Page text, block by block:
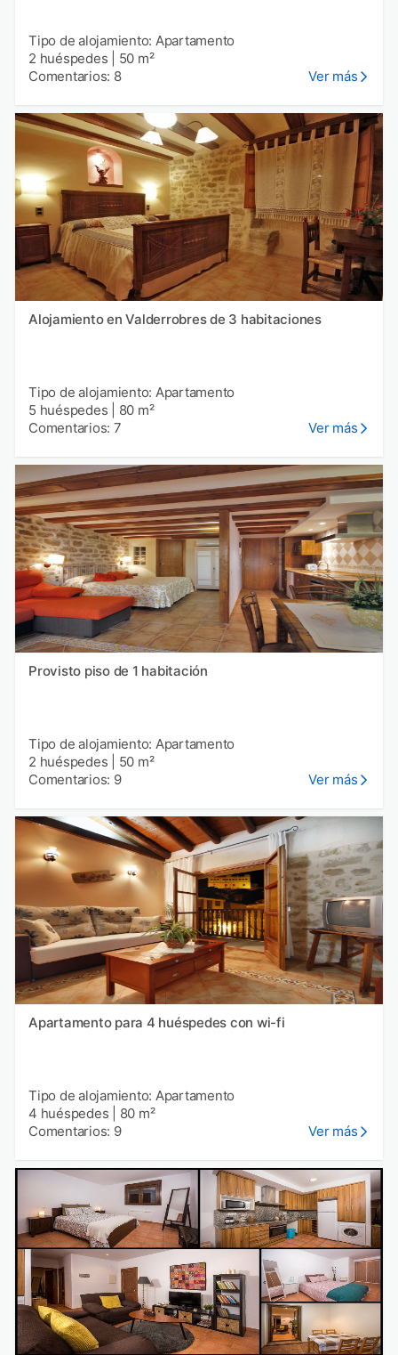
Tipo de alojamiento: Apartamento
2 huéspedes
50 m²
Comentarios: 8
Ver más
Alojamiento en Valderrobres de 3 habitaciones
Tipo de alojamiento: Apartamento
5 huéspedes
80 m²
Comentarios: 7
Ver más
Provisto piso de 1 habitación
Tipo de alojamiento: Apartamento
2 huéspedes
50 m²
Comentarios: 9
Ver más
Apartamento para 4 huéspedes con wi-fi
Tipo de alojamiento: Apartamento
4 huéspedes
80 m²
Comentarios: 9
Ver más